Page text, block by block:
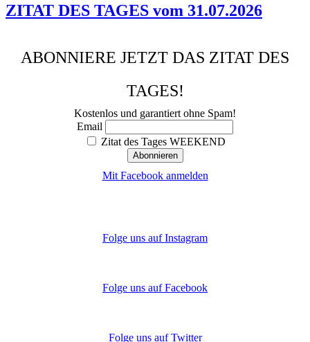
ZITAT DES TAGES vom 31.07.2026
ABONNIERE JETZT DAS ZITAT DES
TAGES!
Kostenlos und garantiert ohne Spam!
Email
Zitat des Tages WEEKEND
Mit Facebook anmelden
Folge uns auf Instagram
Folge uns auf Facebook
Folge uns auf Twitter